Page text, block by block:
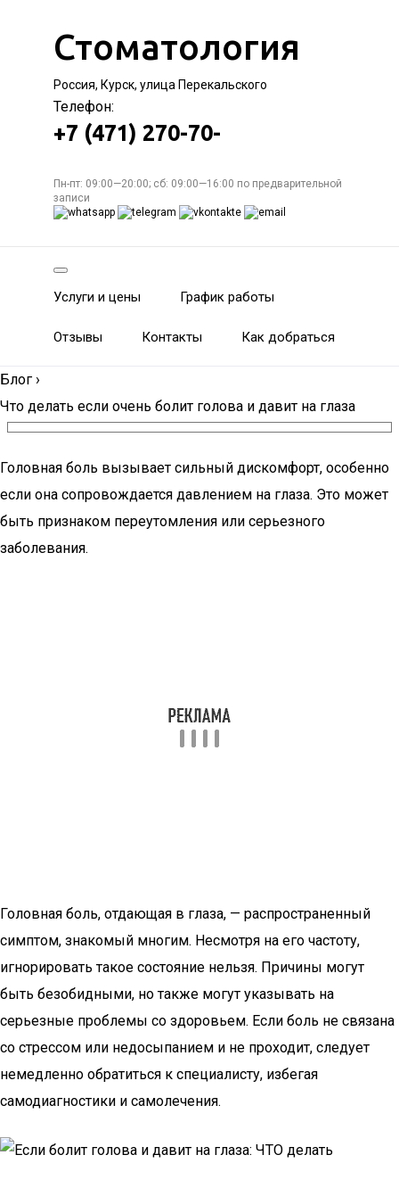
Стоматология
Россия, Курск, улица Перекальского
Телефон:
+7 (471) 270-70-
Пн-пт: 09:00—20:00; сб: 09:00—16:00 по предварительной
записи
Услуги и цены График работы
Отзывы Контакты Как добраться
Блог ›
Что делать если очень болит голова и давит на глаза
Головная боль вызывает сильный дискомфорт, особенно
если она сопровождается давлением на глаза. Это может
быть признаком переутомления или серьезного
заболевания.
Головная боль, отдающая в глаза, — распространенный
симптом, знакомый многим. Несмотря на его частоту,
игнорировать такое состояние нельзя. Причины могут
быть безобидными, но также могут указывать на
серьезные проблемы со здоровьем. Если боль не связана
со стрессом или недосыпанием и не проходит, следует
немедленно обратиться к специалисту, избегая
самодиагностики и самолечения.